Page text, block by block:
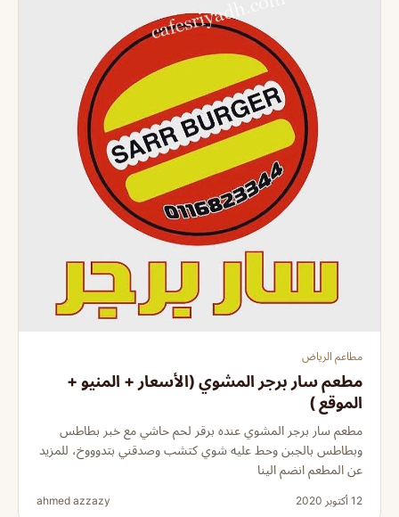
مطاعم الرياض
مطعم سار برجر المشوي (الأسعار + المنيو +
الموقع )
مطعم سار برجر المشوي عنده برقر لحم حاشي مع خبر بطاطس
وبطاطس بالجبن وحط عليه شوي كتشب وصدقني بتدوووخ، للمزيد
عن المطعم انضم الينا
12 أكتوبر 2020 ahmed azzazy